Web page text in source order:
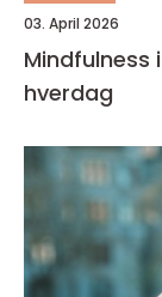
03. April 2026
hverdag